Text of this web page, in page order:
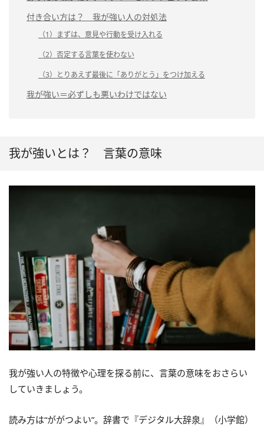
付き合い方は？ 我が強い人の対処法
（1）まずは、意見や行動を受け入れる
（2）否定する言葉を使わない
（3）とりあえず最後に「ありがとう」をつけ加える
我が強い＝必ずしも悪いわけではない
我が強いとは？ 言葉の意味
我が強い人の特徴や心理を探る前に、言葉の意味をおさらい
していきましょう。
読み方は“ががつよい”。辞書で『デジタル大辞泉』（小学館）